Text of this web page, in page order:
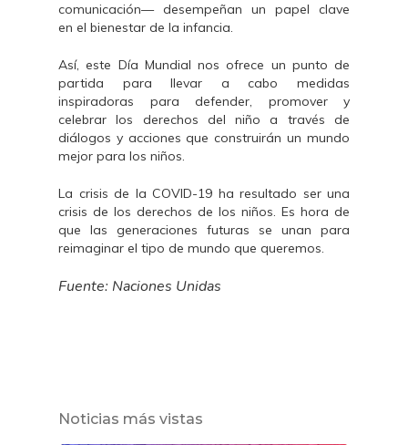
comunicación— desempeñan un papel clave
en el bienestar de la infancia.
Así, este Día Mundial nos ofrece un punto de
partida para llevar a cabo medidas
inspiradoras para defender, promover y
celebrar los derechos del niño a través de
diálogos y acciones que construirán un mundo
mejor para los niños.
La crisis de la COVID-19 ha resultado ser una
crisis de los derechos de los niños. Es hora de
que las generaciones futuras se unan para
reimaginar el tipo de mundo que queremos.
Fuente: Naciones Unidas
Noticias más vistas